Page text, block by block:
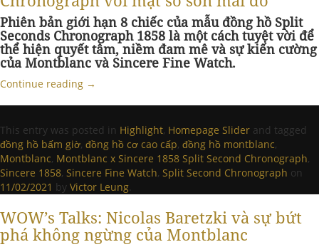
Phiên bản giới hạn 8 chiếc của mẫu đồng hồ Split
Seconds Chronograph 1858 là một cách tuyệt vời để
thể hiện quyết tâm, niềm đam mê và sự kiến cường
của Montblanc và Sincere Fine Watch.
Continue reading →
This entry was posted in Highlight, Homepage Slider and tagged
đồng hồ bấm giờ, đồng hồ cơ cao cấp, đồng hồ montblanc,
Montblanc, Montblanc x Sincere 1858 Split Second Chronograph,
Sincere 1858, Sincere Fine Watch, Split Second Chronograph on
11/02/2021 by Victor Leung.
WOW’s Talks: Nicolas Baretzki và sự bứt
phá không ngừng của Montblanc